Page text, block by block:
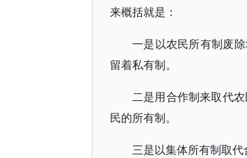
来概括就是：
一是以农民所有制废
留着私有制。
二是用合作制来取代
民的所有制。
三是以集体所有制取代